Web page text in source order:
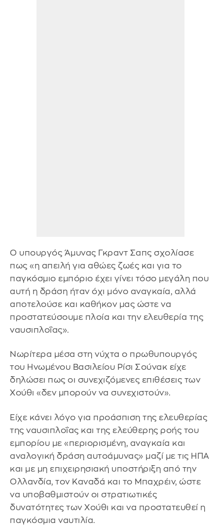
Ο υπουργός Άμυνας Γκραντ Σαπς σχολίασε
πως «η απειλή για αθώες ζωές και για το
παγκόσμιο εμπόριο έχει γίνει τόσο μεγάλη που
αυτή η δράση ήταν όχι μόνο αναγκαία, αλλά
αποτελούσε και καθήκον μας ώστε να
προστατεύσουμε πλοία και την ελευθερία της
ναυσιπλοΐας».
Νωρίτερα μέσα στη νύχτα ο πρωθυπουργός
του Ηνωμένου Βασιλείου Ρίσι Σούνακ είχε
δηλώσει πως οι συνεχιζόμενες επιθέσεις των
Χούθι «δεν μπορούν να συνεχιστούν».
Είχε κάνει λόγο για προάσπιση της ελευθερίας
της ναυσιπλοΐας και της ελεύθερης ροής του
εμπορίου με «περιορισμένη, αναγκαία και
αναλογική δράση αυτοάμυνας» μαζί με τις ΗΠΑ
και με μη επιχειρησιακή υποστήριξη από την
Ολλανδία, τον Καναδά και το Μπαχρέιν, ώστε
να υποβαθμιστούν οι στρατιωτικές
δυνατότητες των Χούθι και να προστατευθεί η
παγκόσμια ναυτιλία.